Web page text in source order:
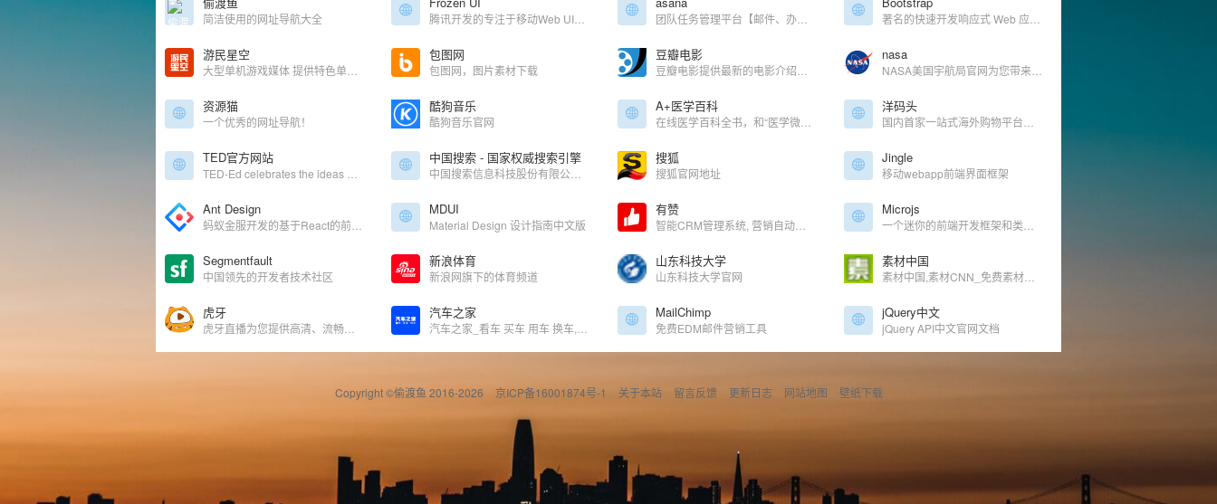
简洁使用的网址导航大全
游民星空 包图网
包图网，图片素材下载
豆瓣电影 nasa
资源猫
一个优秀的网址导航！
酷狗音乐
酷狗音乐官网
A+医学百科 洋码头
TED官方网站 中国搜索 - 国家权威搜索引擎 搜狐
搜狐官网地址
Jingle
移动webapp前端界面框架
Ant Design MDUI
Material Design 设计指南中文版
有赞 Microjs
Segmentfault
中国领先的开发者技术社区
新浪体育
新浪网旗下的体育频道
山东科技大学
山东科技大学官网
素材中国
虎牙 汽车之家 MailChimp
免费EDM邮件营销工具
jQuery中文
jQuery API中文官网文档
Copyright ©偷渡鱼 2016-2026 京ICP备16001874号-1 关于本站 留言反馈 更新日志 网站地图 壁纸下载